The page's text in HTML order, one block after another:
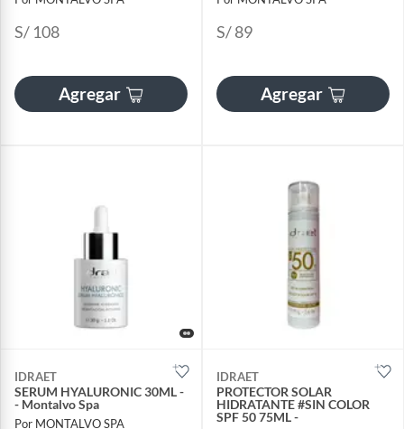
S/ 108
Agregar
S/ 89
Agregar
IDRAET
SERUM HYALURONIC 30ML -
- Montalvo Spa
Por MONTALVO SPA
IDRAET
PROTECTOR SOLAR
HIDRATANTE #SIN COLOR
SPF 50 75ML -